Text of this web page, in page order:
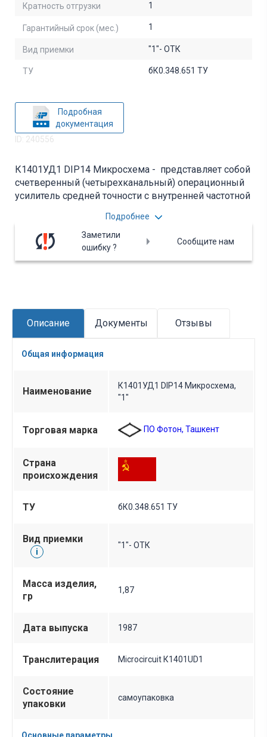
Кратность отгрузки 1
Гарантийный срок (мес.) 1
Вид приемки "1"- ОТК
ТУ бК0.348.651 ТУ
Подробная
документация
ID: 240556
К1401УД1 DIP14 Микросхема - представляет собой
счетверенный (четырехканальный) операционный
усилитель средней точности с внутренней частотной
предназначена для применения в устройствах
автоматики и измерительной технике. Работает от
однополярного источника питания. Содержит 73
интегральных элемента.
Подробнее
Заметили
ошибку ?
Сообщите нам
Описание Документы Отзывы
Общая информация
Наименование
К1401УД1 DIP14 Микросхема,
"1"
Торговая марка ПО Фотон, Ташкент
Страна
происхождения
ТУ бК0.348.651 ТУ
Вид приемки
i
"1"- ОТК
Масса изделия,
гр
1,87
Дата выпуска 1987
Транслитерация Microcircuit К1401UD1
Состояние
упаковки
самоупаковка